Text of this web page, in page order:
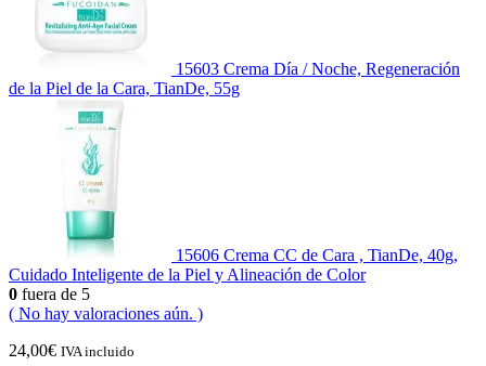
15603 Crema Día / Noche, Regeneración
de la Piel de la Cara, TianDe, 55g
15606 Crema CC de Cara , TianDe, 40g,
Cuidado Inteligente de la Piel y Alineación de Color
0 fuera de 5
( No hay valoraciones aún. )
24,00€ IVA incluido